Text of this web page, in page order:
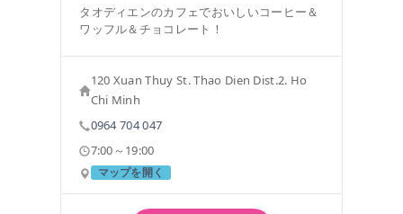
タオディエンのカフェでおいしいコーヒー＆
ワッフル＆チョコレート！
120 Xuan Thuy St. Thao Dien Dist.2. Ho
Chi Minh
0964 704 047
7:00～19:00
マップを開く